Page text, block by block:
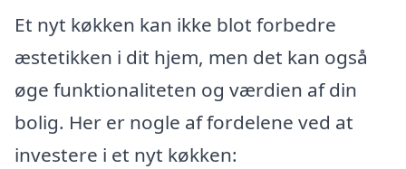
Et nyt køkken kan ikke blot forbedre
æstetikken i dit hjem, men det kan også
øge funktionaliteten og værdien af din
bolig. Her er nogle af fordelene ved at
investere i et nyt køkken: